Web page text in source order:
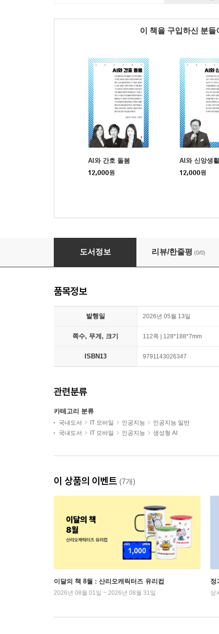
이 책을 구입하신 분
AI와 간호 돌봄
12,000원
AI와 신앙생활
12,000원
AI와 알고리즘적 구제
도서정보 리뷰/한줄평 (0/0)
품목정보
발행일 2026년 05월 13일
쪽수, 무게, 크기 112쪽 | 128*188*7mm
ISBN13 9791143026347
관련분류
카테고리 분류
국내도서 IT 모바일 인공지능
인공지능 일반
국내도서
IT 모바일 인공지능 생성형 AI
이 상품의 이벤트 (7개)
이달의 책 8월 : 산리오캐릭터즈 유리컵
2026년 08월 01일 ~ 2026년 08월 31일
정
상